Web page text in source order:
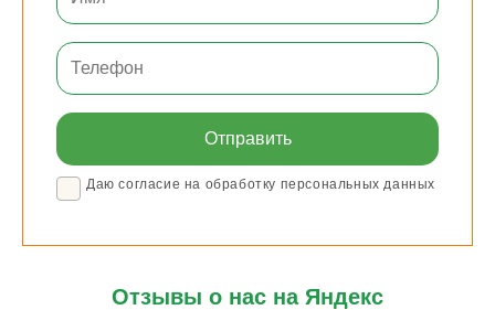
Даю согласие на обработку персональных данных
Отзывы о нас на Яндекс